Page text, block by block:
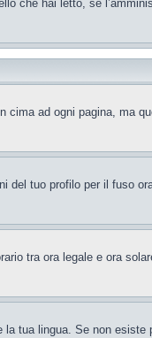
che hai letto, se
ad ogni pagina, ma
del tuo profilo per il fuso
tra ora legale e ora
la tua lingua. Se non esiste